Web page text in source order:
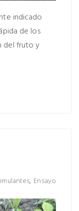
indicado
de los
del fruto y
, Ensayo